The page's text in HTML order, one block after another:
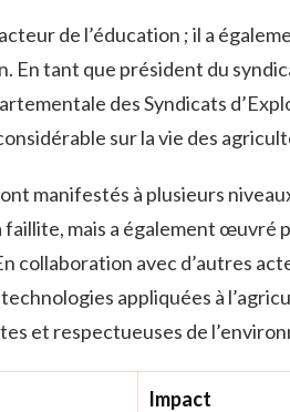
de l’éducation ; il a
En tant que président du
des Syndicats
sur la vie des
manifestés à plusieurs
mais a également œuvré
collaboration avec d’autres
appliquées à
et respectueuses de
Impact